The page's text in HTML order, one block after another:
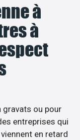
à
à
gravats ou pour
entreprises qui
en retard